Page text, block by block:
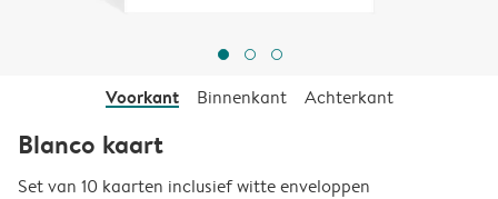
Voorkant Binnenkant Achterkant
Blanco kaart
Set van 10 kaarten inclusief witte enveloppen